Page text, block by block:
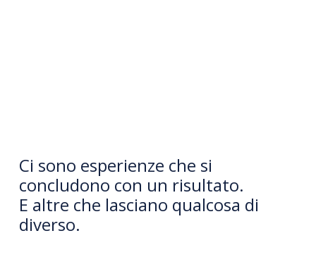
Ci sono esperienze che si
concludono con un risultato.
E altre che lasciano qualcosa di
diverso.